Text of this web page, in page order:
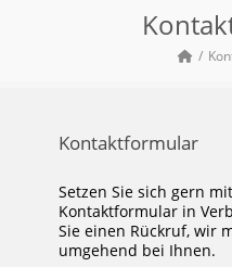
Kontaktformular
Setzen Sie sich gern
Kontaktformular in
Sie einen Rückruf, wir
umgehend bei Ihnen.